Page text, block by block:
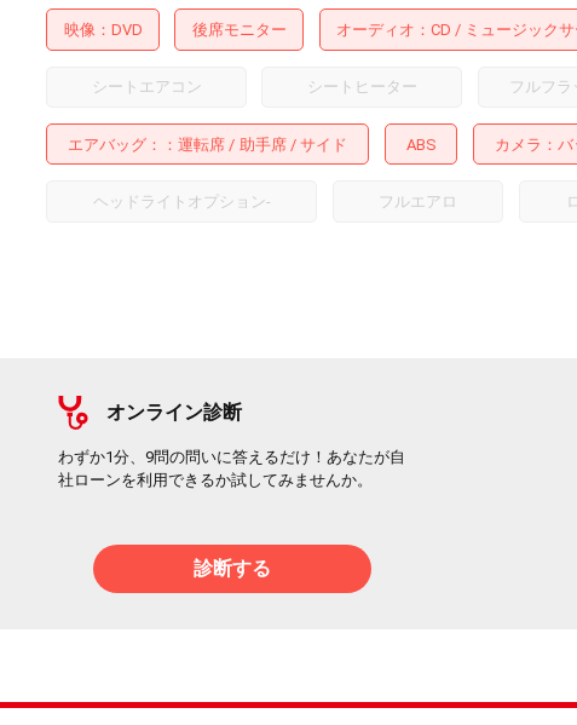
映像 DVD 後席モニター オーディオ CD ミュージック
シートエアコン シートヒーター フルフ
エアバッグ： 運転席 助手席 サイド ABS カメラ バ
ヘッドライトオプション- フルエアロ
オンライン診断
わずか1分、9問の問いに答えるだけ！あなたが自
社ローンを利用できるか試してみませんか。
診断する